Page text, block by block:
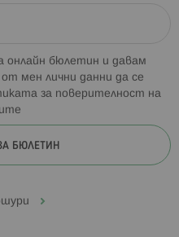
онлайн бюлетин и давам
мен лични данни да се
за поверителност на
БЮЛЕТИН